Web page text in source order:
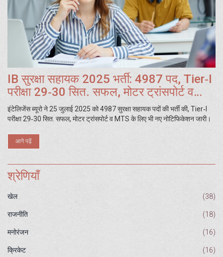
IB सुरक्षा सहायक 2025 भर्ती: 4987 पद, Tier‑I
परीक्षा 29‑30 सित. सफल, मोटर ट्रांसपोर्ट व
MTS खुलासे
इंटेलिजेंस ब्यूरो ने 25 जुलाई 2025 को 4987 सुरक्षा सहायक पदों की भर्ती की, Tier‑I
परीक्षा 29‑30 सित. सफल, मोटर ट्रांसपोर्ट व MTS के लिए भी नए नोटिफिकेशन जारी।
आगे पढ़ें
श्रेणियाँ
खेल (38)
राजनीति (18)
मनोरंजन (16)
क्रिकेट (16)